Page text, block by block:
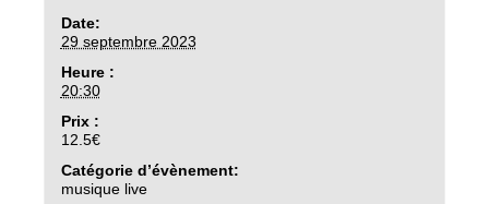
Date:
29 septembre 2023
Heure :
20:30
Prix :
12.5€
Catégorie d’évènement:
musique live